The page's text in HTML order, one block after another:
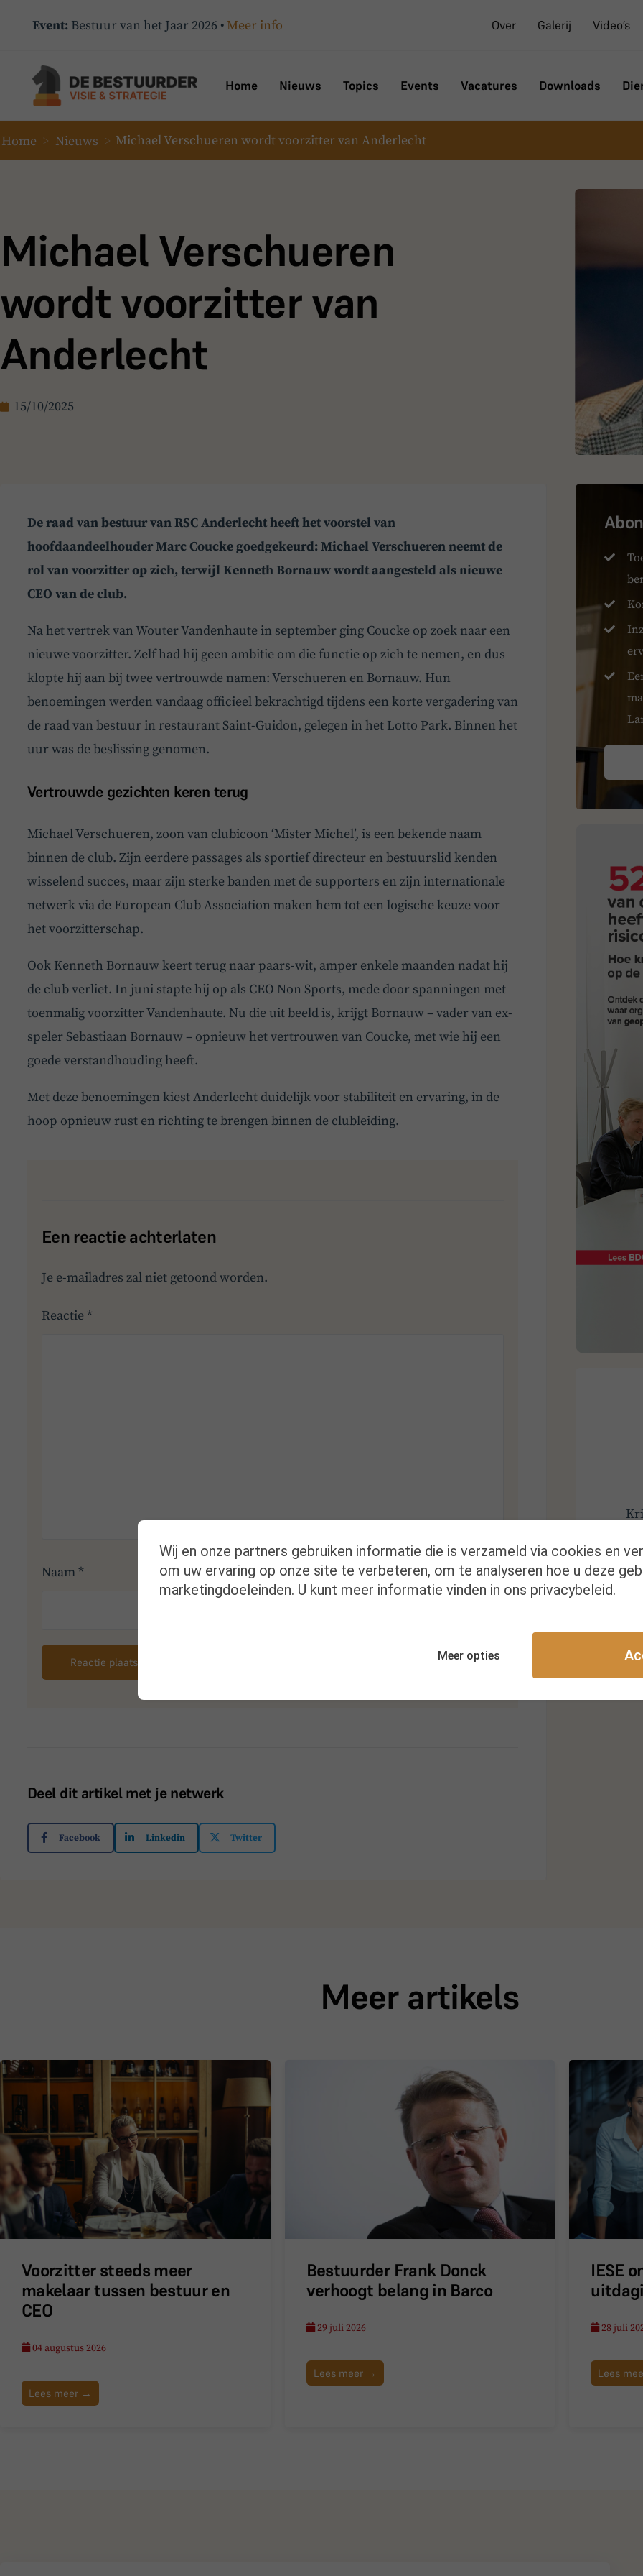
Event: Bestuur van het Jaar 2026 • Meer info Over Galerij Video’s
Home Nieuws Topics Events Vacatures Downloads
Home > Nieuws > Michael Verschueren wordt voorzitter van Anderlecht
Michael Verschueren
wordt voorzitter van
Anderlecht
15/10/2025
De raad van bestuur van RSC Anderlecht heeft het voorstel van
hoofdaandeelhouder Marc Coucke goedgekeurd: Michael Verschueren neemt de
rol van voorzitter op zich, terwijl Kenneth Bornauw wordt aangesteld als nieuwe
CEO van de club.
Na het vertrek van Wouter Vandenhaute in september ging Coucke op zoek naar een
nieuwe voorzitter. Zelf had hij geen ambitie om die functie op zich te nemen, en dus
klopte hij aan bij twee vertrouwde namen: Verschueren en Bornauw. Hun
benoemingen werden vandaag officieel bekrachtigd tijdens een korte vergadering van
de raad van bestuur in restaurant Saint-Guidon, gelegen in het Lotto Park. Binnen het
uur was de beslissing genomen.
Vertrouwde gezichten keren terug
Michael Verschueren, zoon van clubicoon ‘Mister Michel’, is een bekende naam
binnen de club. Zijn eerdere passages als sportief directeur en bestuurslid kenden
wisselend succes, maar zijn sterke banden met de supporters en zijn internationale
netwerk via de European Club Association maken hem tot een logische keuze voor
het voorzitterschap.
Ook Kenneth Bornauw keert terug naar paars-wit, amper enkele maanden nadat hij
de club verliet. In juni stapte hij op als CEO Non Sports, mede door spanningen met
toenmalig voorzitter Vandenhaute. Nu die uit beeld is, krijgt Bornauw – vader van ex-
speler Sebastiaan Bornauw – opnieuw het vertrouwen van Coucke, met wie hij een
goede verstandhouding heeft.
Met deze benoemingen kiest Anderlecht duidelijk voor stabiliteit en ervaring, in de
hoop opnieuw rust en richting te brengen binnen de clubleiding.
Een reactie achterlaten
Je e-mailadres zal niet getoond worden.
Reactie*
Naam* E-mail*
Deel dit artikel met je netwerk
Facebook Linkedin Twitter
Meer artikels
Voorzitter steeds meer
makelaar tussen bestuur en
CEO
04 augustus 2026
Lees meer →
Bestuurder Frank Donck
verhoogt belang in Barco
29 juli 2026
Lees meer →
IESE
28 juli
Lees
Wij en onze partners gebruiken informatie die is verzameld via cookies en
om uw ervaring op onze site te verbeteren, om te analyseren hoe u deze
marketingdoeleinden. U kunt meer informatie vinden in ons privacybeleid.
Meer opties